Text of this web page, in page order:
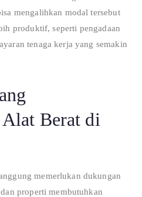
mengalihkan modal tersebut
produktif, seperti pengadaan
tenaga kerja yang semakin
Berat di
memerlukan dukungan
properti membutuhkan